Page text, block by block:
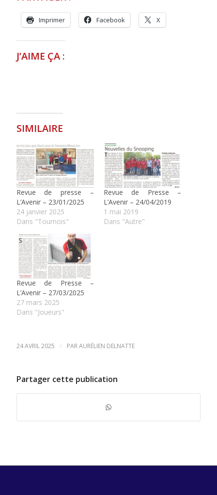
Imprimer Facebook X
J’AIME ÇA :
SIMILAIRE
Revue de presse –
L’Avenir – 23/01/2025
24 janvier 2025
Dans "Tournois"
Revue de Presse –
L’Avenir – 24/04/2019
1 mai 2019
Dans "Autre"
Revue de Presse –
L’Avenir – 27/03/2025
27 mars 2025
Dans "Joueurs"
24 AVRIL 2025 / PARAURÉLIEN DELNATTE
Partager cette publication